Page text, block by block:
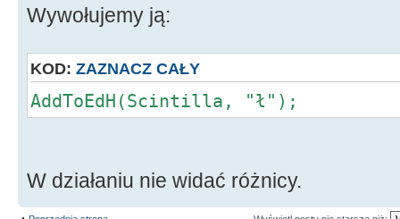
Memo->SelStart = itmpe;
Wywołujemy ją:
KOD: ZAZNACZ CAŁY
AddToEdH(Scintilla, "ł");
W działaniu nie widać różnicy.